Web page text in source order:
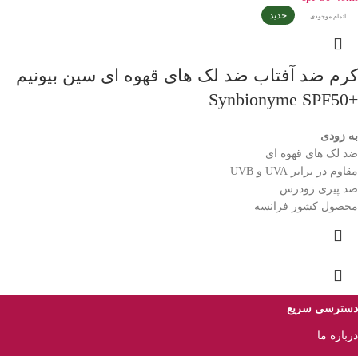
اتمام موجودی جدید
کرم ضد آفتاب ضد لک های قهوه ای سین بیونیم
+Synbionyme SPF50
به زودی
ضد لک های قهوه ای
مقاوم در برابر UVA و UVB
ضد پیری زودرس
محصول کشور فرانسه
دسترسی سریع
درباره ما